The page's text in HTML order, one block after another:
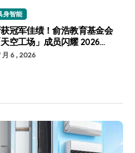
身智能
冠军佳绩！俞浩教育基金会
天空工场」成员闪耀 2026
机器人世界杯
月 6 , 2026